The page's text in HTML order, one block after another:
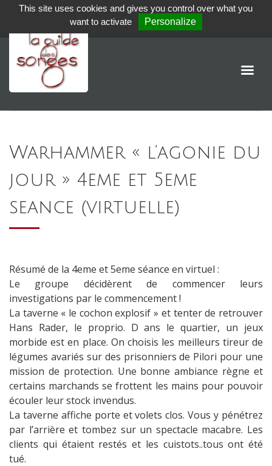
Warhammer « l’agonie du
jour » 4eme et 5eme
seance (virtuelle)
Résumé de la 4eme et 5eme séance en virtuel :
Le groupe décidèrent de commencer leurs
investigations par le commencement !
La taverne « le cochon explosif » et tenter de retrouver
Hans Rader, le proprio. D ans le quartier, un jeux
morbide est en place. On choisis les meilleurs tireur de
légumes avariés sur des prisonniers de Pilori pour une
mission de protection. Une bonne ambiance règne et
certains marchands se frottent les mains pour pouvoir
écouler leur stock invendus.
La taverne affiche porte et volets clos. Vous y pénétrez
par l’arrière et tombez sur un spectacle macabre. Les
clients qui étaient restés et les cuistots..tous ont été
tué.
This site uses cookies and gives you control over what you
want to activate
Personalize